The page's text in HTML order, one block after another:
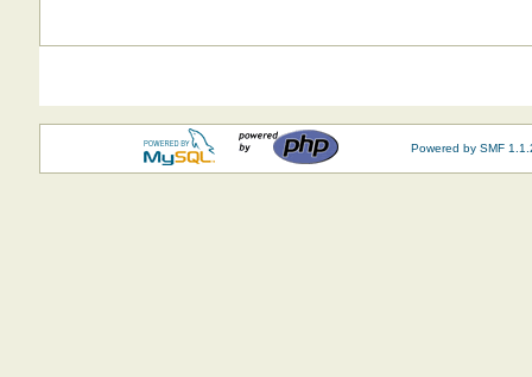
Powered by SMF